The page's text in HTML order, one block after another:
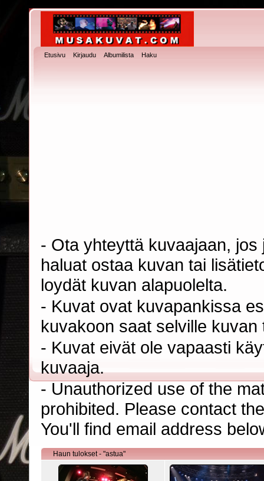
Etusivu Kirjaudu Albumilista Haku
- Ota yhteyttä kuvaajaan,
haluat ostaa kuvan tai
loydät kuvan alapuolelta.
- Kuvat ovat kuvapankissa
kuvakoon saat selville
- Kuvat eivät ole vapaasti
kuvaaja.
- Unauthorized use of the
prohibited. Please contact
You'll find email address
Haun tulokset - "astua"